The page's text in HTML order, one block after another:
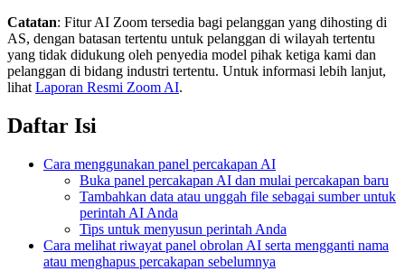
Catatan: Fitur AI Zoom tersedia bagi pelanggan yang dihosting di
AS, dengan batasan tertentu untuk pelanggan di wilayah tertentu
yang tidak didukung oleh penyedia model pihak ketiga kami dan
pelanggan di bidang industri tertentu. Untuk informasi lebih lanjut,
lihat Laporan Resmi Zoom AI.
Daftar Isi
Cara menggunakan panel percakapan AI
Buka panel percakapan AI dan mulai percakapan baru
Tambahkan data atau unggah file sebagai sumber untuk
perintah AI Anda
Tips untuk menyusun perintah Anda
Cara melihat riwayat panel obrolan AI serta mengganti nama
atau menghapus percakapan sebelumnya